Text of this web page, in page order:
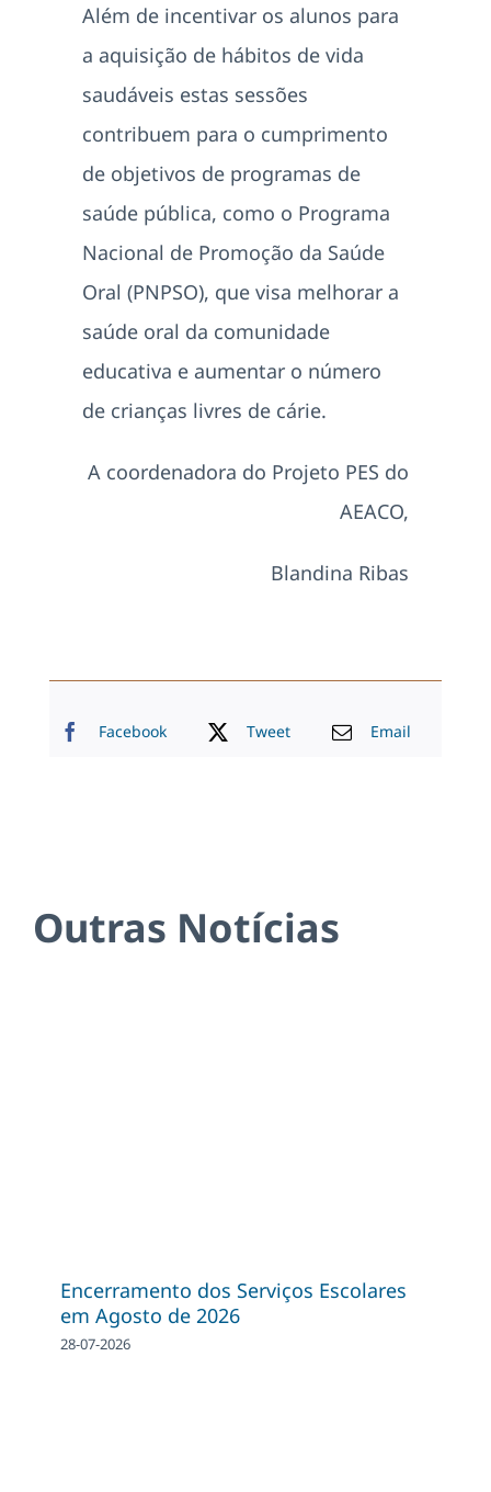
Além de incentivar os alunos para
a aquisição de hábitos de vida
saudáveis estas sessões
contribuem para o cumprimento
de objetivos de programas de
saúde pública, como o Programa
Nacional de Promoção da Saúde
Oral (PNPSO), que visa melhorar a
saúde oral da comunidade
educativa e aumentar o número
de crianças livres de cárie.
A coordenadora do Projeto PES do
AEACO,
Blandina Ribas
Facebook Tweet Email
Outras Notícias
Encerramento dos Serviços Escolares
em Agosto de 2026
28-07-2026